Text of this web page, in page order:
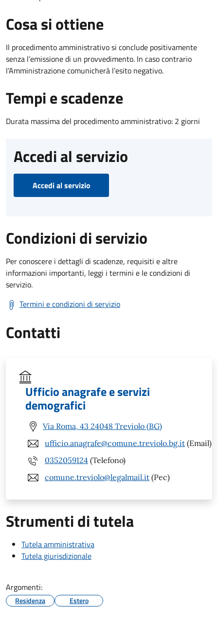
Cosa si ottiene
Il procedimento amministrativo si conclude positivamente
senza l’emissione di un provvedimento. In caso contrario
l’Amministrazione comunicherà l’esito negativo.
Tempi e scadenze
Durata massima del procedimento amministrativo: 2 giorni
Accedi al servizio
Accedi al servizio
Condizioni di servizio
Per conoscere i dettagli di scadenze, requisiti e altre
informazioni importanti, leggi i termini e le condizioni di
servizio.
Termini e condizioni di servizio
Contatti
Ufficio anagrafe e servizi
demografici
Via Roma, 43 24048 Treviolo (BG)
ufficio.anagrafe@comune.treviolo.bg.it (Email)
0352059124 (Telefono)
comune.treviolo@legalmail.it (Pec)
Strumenti di tutela
Tutela amministrativa
Tutela giurisdizionale
Argomenti:
Residenza Estero